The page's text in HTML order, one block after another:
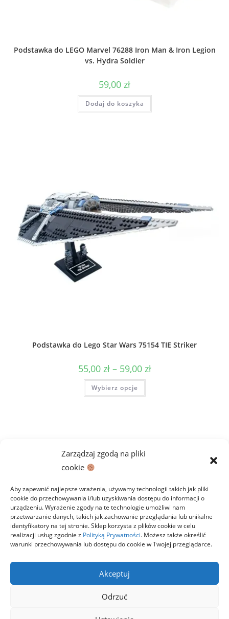
Zarządzaj zgodą na pliki
cookie
Aby zapewnić najlepsze wrażenia, używamy technologii takich jak pliki
cookie do przechowywania i/lub uzyskiwania dostępu do informacji o
urządzeniu. Wyrażenie zgody na te technologie umożliwi nam
przetwarzanie danych, takich jak zachowanie przeglądania lub unikalne
identyfikatory na tej stronie. Sklep korzysta z plików cookie w celu
realizacji usług zgodnie z Polityką Prywatności. Możesz także określić
warunki przechowywania lub dostępu do cookie w Twojej przeglądarce.
Akceptuj
Odrzuć
Podstawka do LEGO Marvel 76288 Iron Man & Iron Legion
vs. Hydra Soldier
59,00 zł
Dodaj do koszyka
Podstawka do Lego Star Wars 75154 TIE Striker
55,00 zł – 59,00 złZakres
Wybierz opcje
Ten
ma
produktu
Polityka prywatności Regulamin Zwroty
Dostawa i płatności
Kontakt
LEGO® to znak towarowy firmy z Grupy LEGO. Niniejsza witryna nie jest